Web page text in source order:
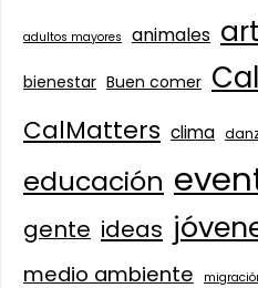
adultos mayores animales
bienestar Buen comer
CalMatters clima
educación
gente ideas
medio ambiente